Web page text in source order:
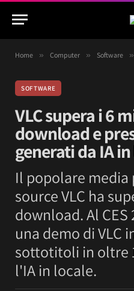
Home » Computer » Software »
SOFTWARE
VLC supera i 6
download e
generati da IA
Il popolare media
source VLC ha
download. Al
una demo di VLC
sottotitoli in oltre
l'IA in locale.